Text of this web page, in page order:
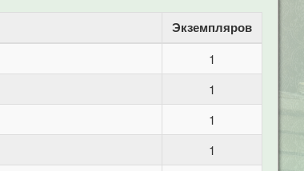
Экземпляров
1
1
1
1